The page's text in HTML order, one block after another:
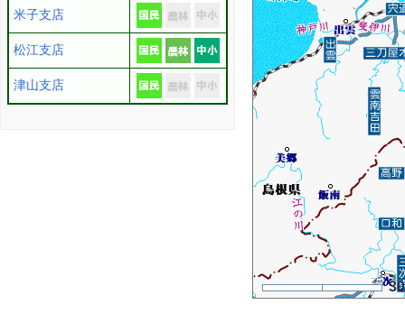
米子支店
松江支店
津山支店